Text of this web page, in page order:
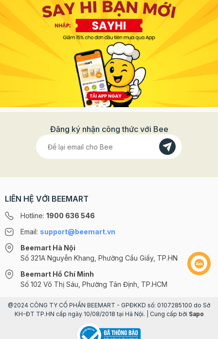
Đăng ký nhận công thức với Bee
LIÊN HỆ VỚI BEEMART
Hotline: 1900 636 546
Email: support@beemart.vn
Beemart Hà Nội
Số 321A Nguyễn Khang, Phường Cầu Giấy, TP.HN
Beemart Hồ Chí Minh
Số 102 Võ Thị Sáu, Phường Tân Định, TP.HCM
@2024 CÔNG TY CỔ PHẦN BEEMART - GPĐKKD số: 0107285100 do Sở
KH-ĐT TP.HN cấp ngày 10/08/2018 tại Hà Nội. | Cung cấp bởi Sapo